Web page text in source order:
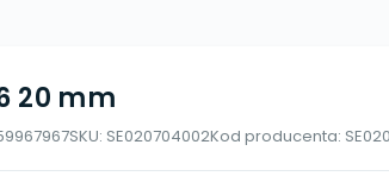
20 mm
SKU: SE020704002Kod producenta: